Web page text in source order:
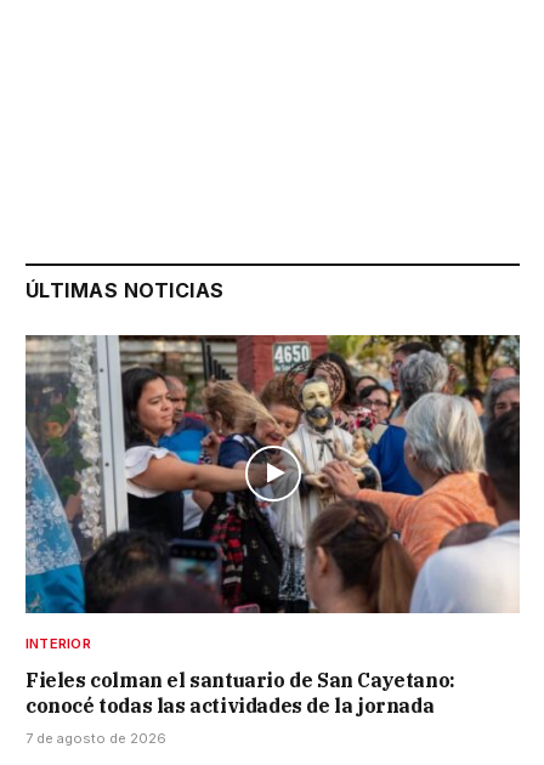
ÚLTIMAS NOTICIAS
INTERIOR
Fieles colman el santuario de San Cayetano:
conocé todas las actividades de la jornada
7 de agosto de 2026